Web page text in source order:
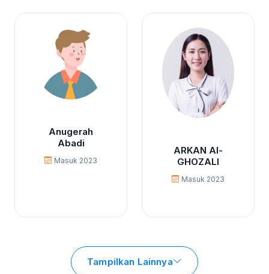
Anugerah
Abadi
Masuk 2023
ARKAN Al-
GHOZALI
Masuk 2023
Tampilkan Lainnya